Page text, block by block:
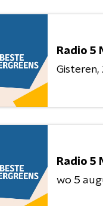
Radio 5
Gisteren
Radio 5
wo 5